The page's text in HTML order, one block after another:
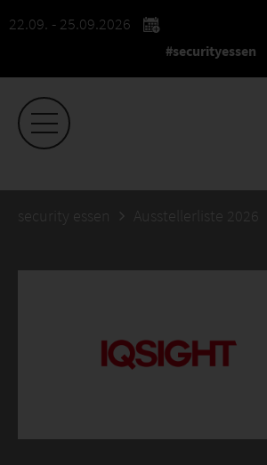
22.09. - 25.09.2026
#securityessen
security essen Ausstellerliste 2026